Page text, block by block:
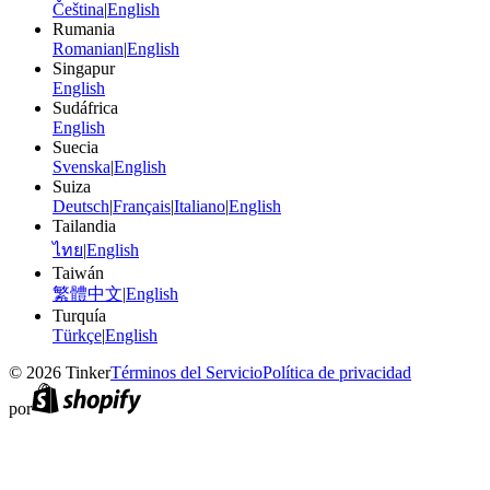
Čeština|English
Rumania
Romanian|English
Singapur
English
Sudáfrica
English
Suecia
Svenska|English
Suiza
Deutsch|Français|Italiano|English
Tailandia
ไทย|English
Taiwán
繁體中文|English
Turquía
Türkçe|English
© 2026 TinkerTérminos del ServicioPolítica de privacidad
por